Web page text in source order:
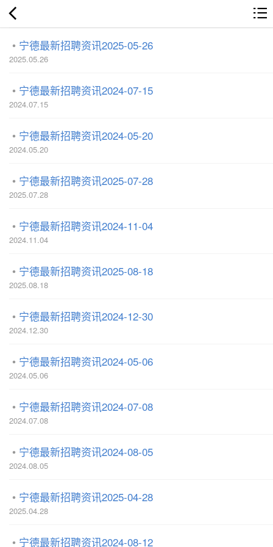
宁德最新招聘资讯2025-05-26
2025.05.26
宁德最新招聘资讯2024-07-15
2024.07.15
宁德最新招聘资讯2024-05-20
2024.05.20
宁德最新招聘资讯2025-07-28
2025.07.28
宁德最新招聘资讯2024-11-04
2024.11.04
宁德最新招聘资讯2025-08-18
2025.08.18
宁德最新招聘资讯2024-12-30
2024.12.30
宁德最新招聘资讯2024-05-06
2024.05.06
宁德最新招聘资讯2024-07-08
2024.07.08
宁德最新招聘资讯2024-08-05
2024.08.05
宁德最新招聘资讯2025-04-28
2025.04.28
宁德最新招聘资讯2024-08-12